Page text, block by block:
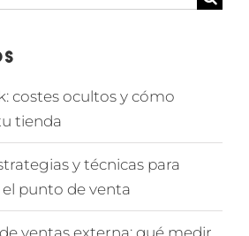
costes ocultos y cómo
tienda
y técnicas para
punto de venta
ventas externa: qué medir